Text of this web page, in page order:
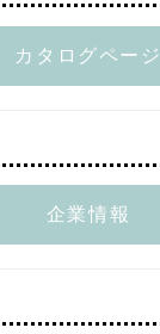
カタログページ
企業情報